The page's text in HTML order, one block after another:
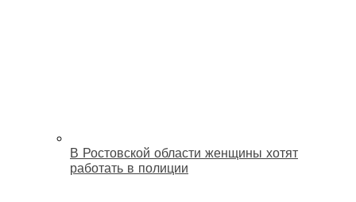
В Ростовской области женщины хотят
работать в полиции